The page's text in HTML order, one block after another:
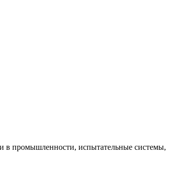
промышленности, испытательные системы,